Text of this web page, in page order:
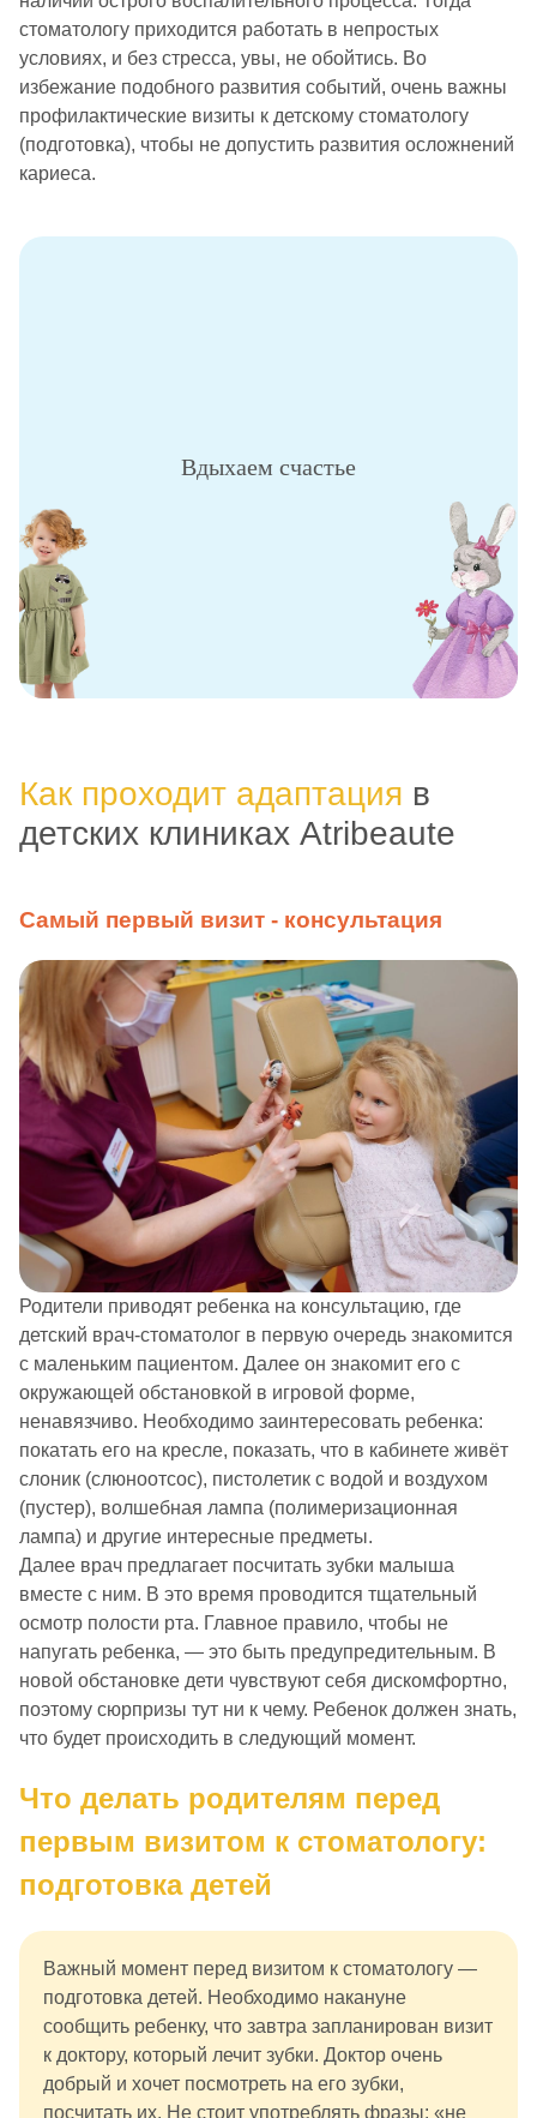
стоматологу приходится работать в непростых
условиях, и без стресса, увы, не обойтись. Во
избежание подобного развития событий, очень важны
профилактические визиты к детскому стоматологу
(подготовка), чтобы не допустить развития осложнений
кариеса.
Вдыхаем счастье
Как проходит адаптация в
детских клиниках Atribeaute
Самый первый визит - консультация
Родители приводят ребенка на консультацию, где
детский врач-стоматолог в первую очередь знакомится
с маленьким пациентом. Далее он знакомит его с
окружающей обстановкой в игровой форме,
ненавязчиво. Необходимо заинтересовать ребенка:
покатать его на кресле, показать, что в кабинете живёт
слоник (слюноотсос), пистолетик с водой и воздухом
(пустер), волшебная лампа (полимеризационная
лампа) и другие интересные предметы.
Далее врач предлагает посчитать зубки малыша
вместе с ним. В это время проводится тщательный
осмотр полости рта. Главное правило, чтобы не
напугать ребенка, — это быть предупредительным. В
новой обстановке дети чувствуют себя дискомфортно,
поэтому сюрпризы тут ни к чему. Ребенок должен знать,
что будет происходить в следующий момент.
Что делать родителям перед
первым визитом к стоматологу:
подготовка детей
Важный момент перед визитом к стоматологу —
подготовка детей. Необходимо накануне
сообщить ребенку, что завтра запланирован визит
к доктору, который лечит зубки. Доктор очень
добрый и хочет посмотреть на его зубки,
посчитать их. Не стоит употреблять фразы: «не